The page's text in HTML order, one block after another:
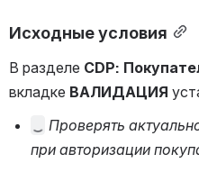
Исходные условия
В разделе CDP:
вкладке ВАЛИДАЦИЯ
Проверять
ри авторизации